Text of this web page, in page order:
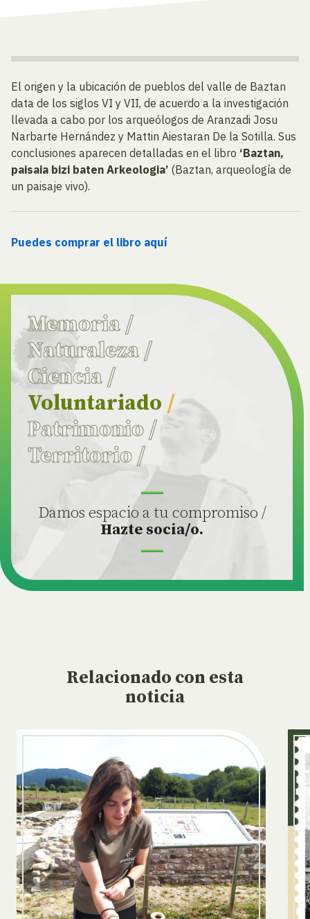
El origen y la ubicación de pueblos del valle de Baztan
data de los siglos VI y VII, de acuerdo a la investigación
llevada a cabo por los arqueólogos de Aranzadi Josu
Narbarte Hernández y Mattin Aiestaran De la Sotilla. Sus
conclusiones aparecen detalladas en el libro ‘Baztan,
paisaia bizi baten Arkeologia’ (Baztan, arqueología de
un paisaje vivo).
Puedes comprar el libro aquí
Memoria /
Naturaleza /
Ciencia /
Voluntariado /
Patrimonio /
Territorio/
Damos espacio a tu compromiso /
Hazte socia/o.
Relacionado con esta
noticia